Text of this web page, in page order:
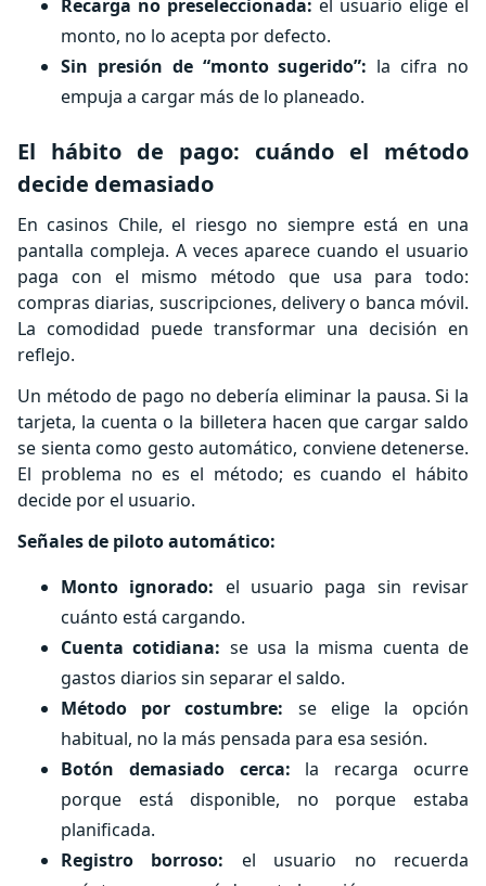
Recarga no preseleccionada: el usuario elige el
monto, no lo acepta por defecto.
Sin presión de “monto sugerido”: la cifra no
empuja a cargar más de lo planeado.
El hábito de pago: cuándo el método
decide demasiado
En casinos Chile, el riesgo no siempre está en una
pantalla compleja. A veces aparece cuando el usuario
paga con el mismo método que usa para todo:
compras diarias, suscripciones, delivery o banca móvil.
La comodidad puede transformar una decisión en
reflejo.
Un método de pago no debería eliminar la pausa. Si la
tarjeta, la cuenta o la billetera hacen que cargar saldo
se sienta como gesto automático, conviene detenerse.
El problema no es el método; es cuando el hábito
decide por el usuario.
Señales de piloto automático:
Monto ignorado: el usuario paga sin revisar
cuánto está cargando.
Cuenta cotidiana: se usa la misma cuenta de
gastos diarios sin separar el saldo.
Método por costumbre: se elige la opción
habitual, no la más pensada para esa sesión.
Botón demasiado cerca: la recarga ocurre
porque está disponible, no porque estaba
planificada.
Registro borroso: el usuario no recuerda